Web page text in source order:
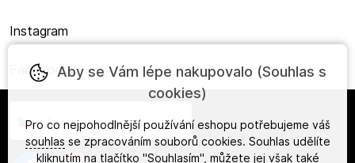
Instagram
Facebook
Česky
Aby se Vám lépe nakupovalo (Souhlas s
cookies)
Pro co nejpohodlnější používání eshopu potřebujeme váš
souhlas se zpracováním souborů cookies. Souhlas udělíte
kliknutím na tlačítko "Souhlasím", můžete jej však také